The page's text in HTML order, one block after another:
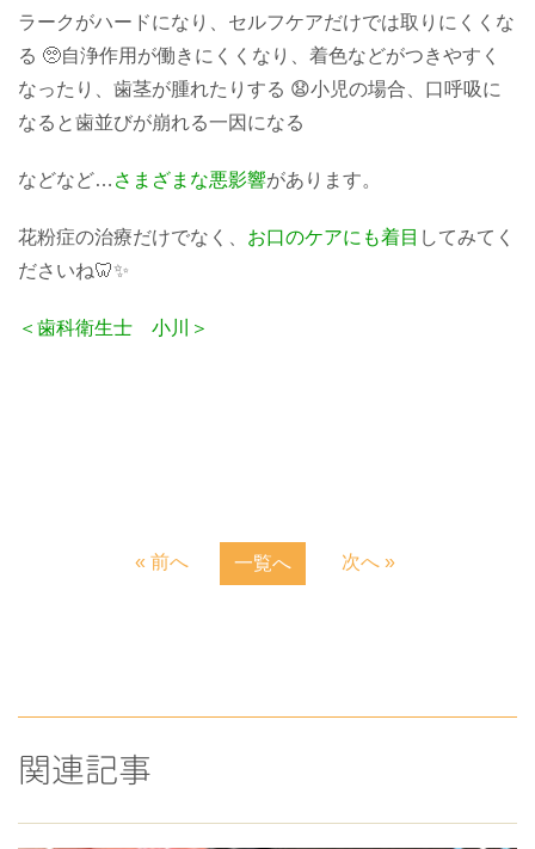
ラークがハードになり、セルフケアだけでは取りにくくな
る 🥺自浄作用が働きにくくなり、着色などがつきやすく
なったり、歯茎が腫れたりする 😧小児の場合、口呼吸に
なると歯並びが崩れる一因になる
などなど… さまざまな悪影響があります。
花粉症の治療だけでなく、 お口のケアにも着目 してみてく
ださいね🦷✨
＜歯科衛生士 小川＞
« 前へ 一覧へ 次へ »
関連記事